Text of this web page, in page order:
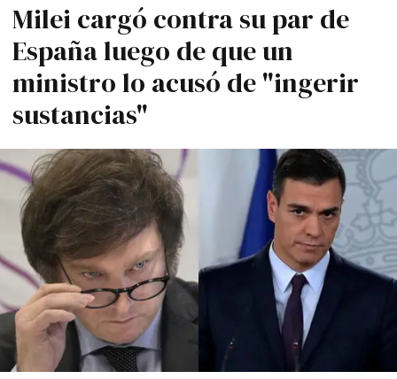
Milei cargó contra su par de
España luego de que un
ministro lo acusó de "ingerir
sustancias"